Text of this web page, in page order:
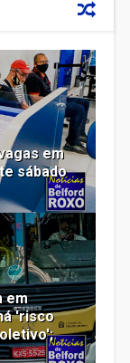
em
sábado
em
'risco